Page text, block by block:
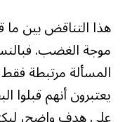
هذا التناقض بين ما
موجة الغضب.
المسألة مرتبطة فقط
يعتبرون أنهم قبلوا